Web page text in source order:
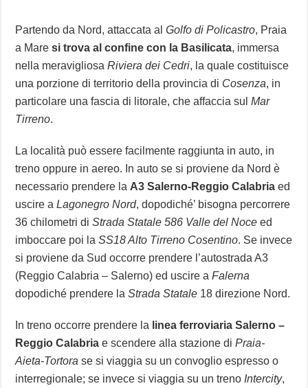
Partendo da Nord, attaccata alGolfo di Policastro, Praia
a Maresi trova al confine con la Basilicata, immersa
nella meravigliosaRiviera dei Cedri, la quale costituisce
una porzione di territorio della provincia di Cosenza, in
particolare una fascia di litorale, che affaccia sulMar
Tirreno.
La località può essere facilmente raggiunta in auto, in
treno oppure in aereo. In auto se si proviene da Nord è
necessario prendere la A3 Salerno-Reggio Calabria ed
uscire aLagonegro Nord, dopodiché’ bisogna percorrere
36 chilometri diStrada Statale 586 Valle del Noce ed
imboccare poi laSS18 Alto Tirreno Cosentino. Se invece
si proviene da Sud occorre prendere l’autostrada A3
(Reggio Calabria – Salerno) ed uscire aFalerna
dopodiché prendere laStrada Statale 18 direzione Nord.
In treno occorre prendere la linea ferroviaria Salerno –
Reggio Calabria e scendere alla stazione diPraia-
Aieta-Tortora se si viaggia su un convoglio espresso o
interregionale; se invece si viaggia su un treno Intercity,